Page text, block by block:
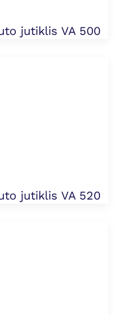
jutiklis VA 500
jutiklis VA 520